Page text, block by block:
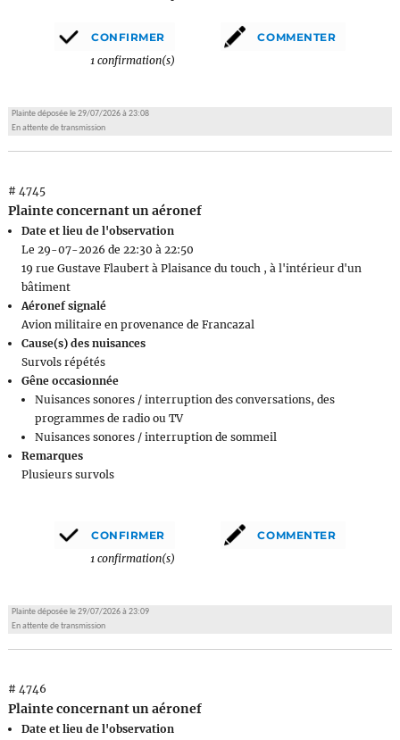
1 confirmation(s)
Plainte déposée le 29/07/2026 à 23:08
En attente de transmission
# 4745
Plainte concernant un aéronef
Date et lieu de l'observation
Le 29-07-2026 de 22:30 à 22:50
19 rue Gustave Flaubert à Plaisance du touch , à l'intérieur d'un
bâtiment
Aéronef signalé
Avion militaire en provenance de Francazal
Cause(s) des nuisances
Survols répétés
Gêne occasionnée
Nuisances sonores / interruption des conversations, des
programmes de radio ou TV
Nuisances sonores / interruption de sommeil
Remarques
Plusieurs survols
1 confirmation(s)
Plainte déposée le 29/07/2026 à 23:09
En attente de transmission
# 4746
Plainte concernant un aéronef
Date et lieu de l'observation